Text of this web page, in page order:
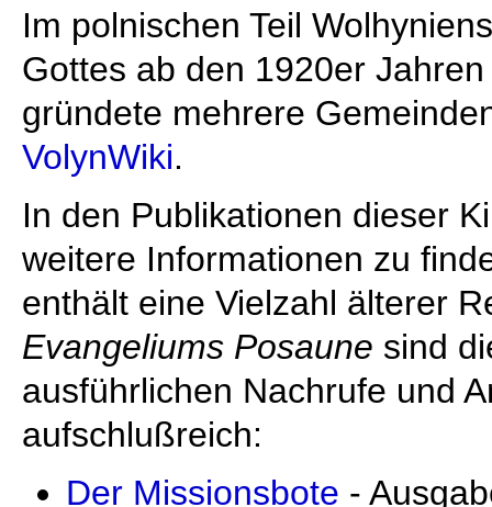
Im polnischen Teil
Gottes ab den 1920er
gründete mehrere
VolynWiki.
In den Publikationen dieser
weitere Informationen zu
enthält eine Vielzahl älterer
Evangeliums Posaune sind
ausführlichen Nachrufe und
aufschlußreich:
Der Missionsbote -